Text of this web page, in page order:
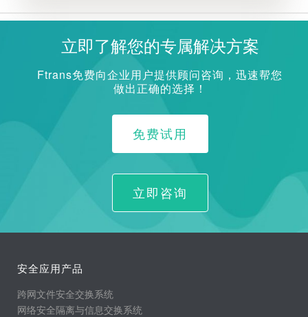
立即了解您的专属解决方案
Ftrans免费向企业用户提供顾问咨询，迅速帮您
做出正确的选择！
免费试用
立即咨询
安全应用产品
跨网文件安全交换系统
网络安全隔离与信息交换系统